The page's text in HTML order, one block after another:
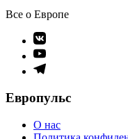
Все о Европе
Элемент
меню
Элемент
меню
Элемент
Европульс
О нас